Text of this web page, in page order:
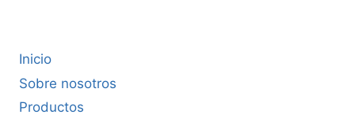
Inicio
Sobre nosotros
Productos